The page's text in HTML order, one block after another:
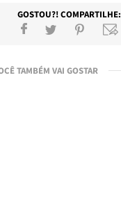
GOSTOU?! COMPARTILHE:
TAMBÉM VAI GOSTAR